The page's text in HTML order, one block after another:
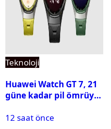
Teknoloji
Huawei Watch GT 7, 21
güne kadar pil ömrüyle
12 saat önce